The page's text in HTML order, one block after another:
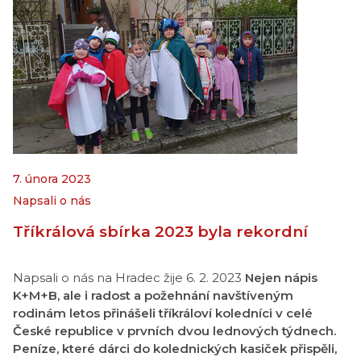
7. února 2023
Napsali o nás
Tříkrálová sbírka 2023 byla rekordní
Napsali o nás na Hradec žije 6. 2. 2023 Nejen nápis
K+M+B, ale i radost a požehnání navštíveným
rodinám letos přinášeli tříkráloví koledníci v celé
České republice v prvních dvou lednových týdnech.
Peníze, které dárci do kolednických kasiček přispěli,